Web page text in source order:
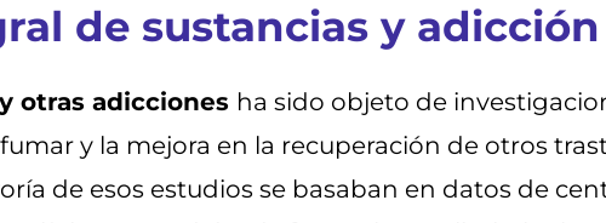
de sustancias y adicción
otras adicciones ha sido objeto de
y la mejora en la recuperación de otros
de esos estudios se basaban en datos de